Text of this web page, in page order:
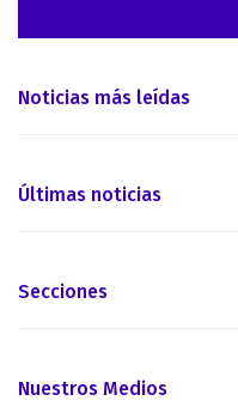
Noticias más leídas
Últimas noticias
Secciones
Nuestros Medios